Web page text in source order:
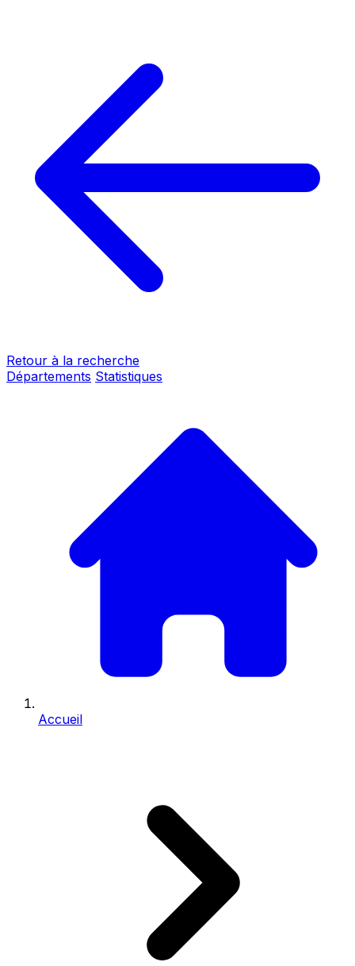
Retour à la recherche
Départements Statistiques
Accueil